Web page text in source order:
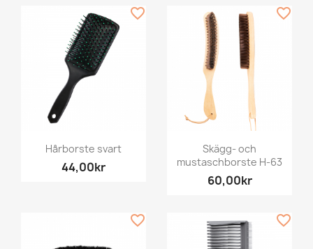
Hårborste svart
44,00kr
favorite_border
Skägg- och
mustaschborste H-63
60,00kr
favorite_border
favorite_border favorite_border